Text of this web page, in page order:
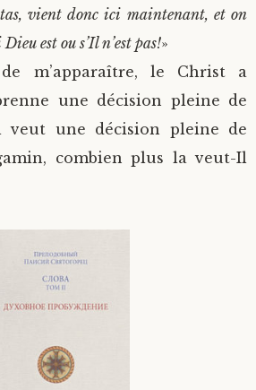
vient donc ici maintenant, et on
est ou s’Il n’est pas!»
m’apparaître, le Christ a
une décision pleine de
veut une décision pleine de
combien plus la veut-Il